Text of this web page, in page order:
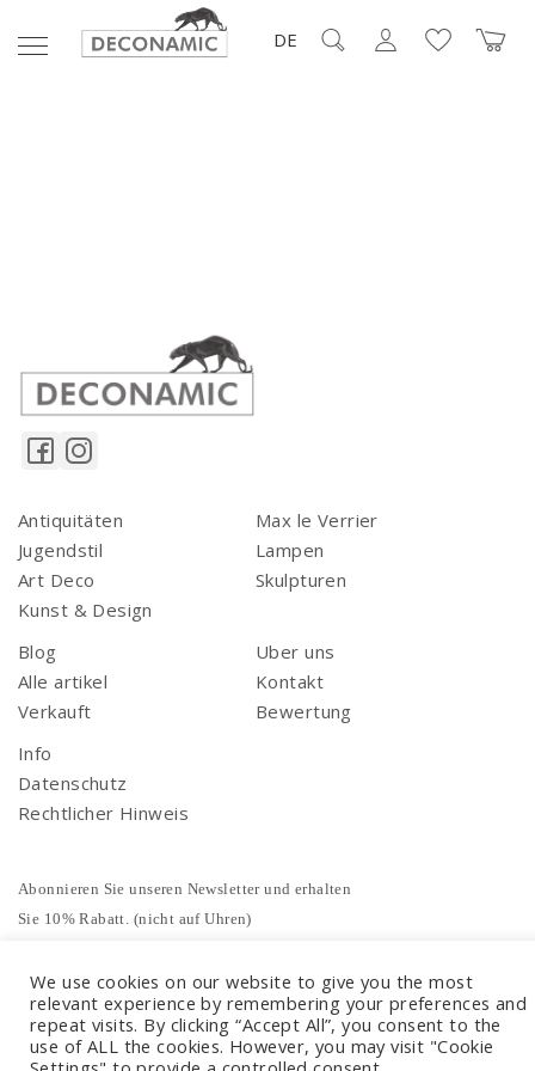
DE
Antiquitäten
Jugendstil
Art Deco
Kunst & Design
Max le Verrier
Lampen
Skulpturen
Blog
Alle artikel
Verkauft
Uber uns
Kontakt
Bewertung
Info
Datenschutz
Rechtlicher Hinweis
Abonnieren Sie unseren Newsletter und erhalten
Sie 10% Rabatt. (nicht auf Uhren)
We use cookies on our website to give you the most
relevant experience by remembering your preferences and
repeat visits. By clicking “Accept All”, you consent to the
use of ALL the cookies. However, you may visit "Cookie